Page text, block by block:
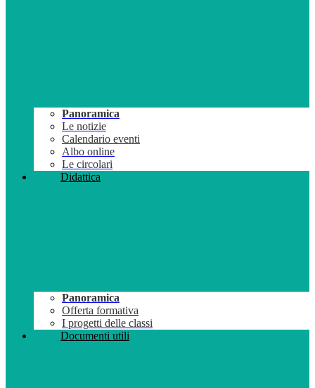
Panoramica
Le notizie
Calendario eventi
Albo online
Le circolari
Didattica
Panoramica
Offerta formativa
I progetti delle classi
Documenti utili